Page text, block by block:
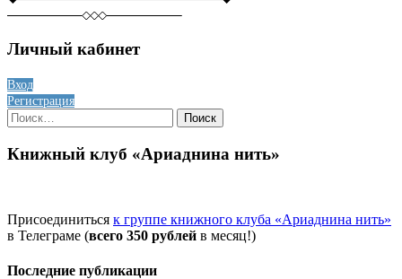
Личный кабинет
Вход
Регистрация
Найти:
Книжный клуб «Ариаднина нить»
Присоединиться к группе книжного клуба «Ариаднина нить»
в Телеграме (всего 350 рублей в месяц!)
Последние публикации